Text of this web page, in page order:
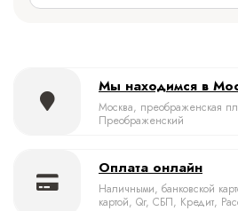
Мы находимся в
Москва, преображенская
Преображенский
Оплата онлайн
Наличными, банковской
картой, Qr, СБП, Кредит,